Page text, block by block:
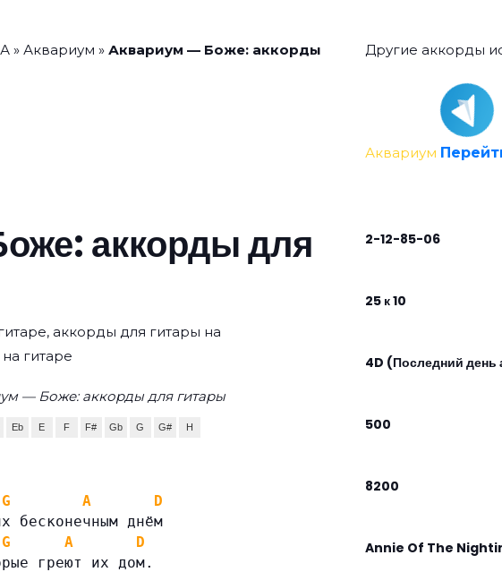
А » Аквариум » Аквариум — Боже: аккорды
аккорды для
аккорды для гитары на
гитаре
— Боже: аккорды для гитары
Eb E F F# Gb G G# H
G A
D
бесконечным днём
G A
D
греют их дом.
Другие аккорды
Аквариум
2-12-85-06
25 к 10
4D (Последний день
500
8200
Annie Of The